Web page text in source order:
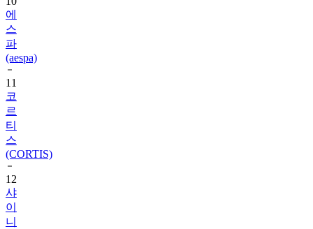
에
스
파
(aespa)
11
코
르
티
스
(CORTIS)
12
샤
이
니